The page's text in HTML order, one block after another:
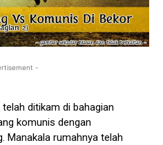
-
ditikam di bahagian
komunis dengan
Manakala rumahnya telah